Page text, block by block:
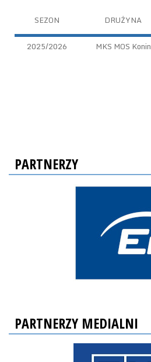
SEZON DRUŻYNA
2025/2026 MKS MOS Konin
PARTNERZY
PARTNERZY MEDIALNI